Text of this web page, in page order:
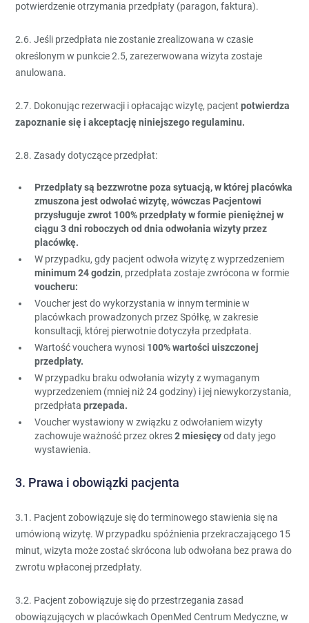
potwierdzenie otrzymania przedpłaty (paragon, faktura).
2.6. Jeśli przedpłata nie zostanie zrealizowana w czasie
określonym w punkcie 2.5, zarezerwowana wizyta zostaje
anulowana.
2.7. Dokonując rezerwacji i opłacając wizytę, pacjentpotwierdza
zapoznanie się i akceptację niniejszego regulaminu.
2.8. Zasady dotyczące przedpłat:
Przedpłaty są bezzwrotne poza sytuacją, w której placówka
zmuszona jest odwołać wizytę, wówczas Pacjentowi
przysługuje zwrot 100% przedpłaty w formie pieniężnej w
ciągu 3 dni roboczych od dnia odwołania wizyty przez
placówkę.
W przypadku, gdy pacjent odwoła wizytę z wyprzedzeniem
minimum 24 godzin, przedpłata zostaje zwrócona w formie
voucheru:
Voucher jest do wykorzystania w innym terminie w
placówkach prowadzonych przez Spółkę, w zakresie
konsultacji, której pierwotnie dotyczyła przedpłata.
Wartość vouchera wynosi 100% wartości uiszczonej
przedpłaty.
W przypadku braku odwołania wizyty z wymaganym
wyprzedzeniem (mniej niż 24 godziny) i jej niewykorzystania,
przedpłataprzepada.
Voucher wystawiony w związku z odwołaniem wizyty
zachowuje ważność przez okres2 miesięcyod daty jego
wystawienia.
3. Prawa i obowiązki pacjenta
3.1. Pacjent zobowiązuje się do terminowego stawienia się na
umówioną wizytę. W przypadku spóźnienia przekraczającego 15
minut, wizyta może zostać skrócona lub odwołana bez prawa do
zwrotu wpłaconej przedpłaty.
3.2. Pacjent zobowiązuje się do przestrzegania zasad
obowiązujących w placówkach OpenMed Centrum Medyczne, w